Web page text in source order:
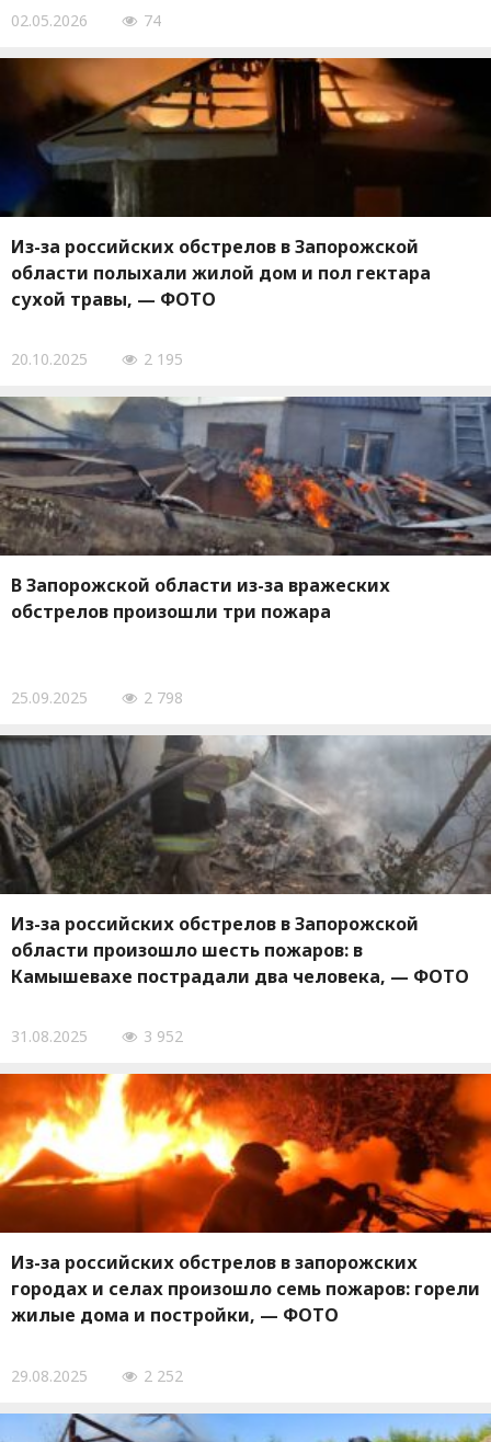
02.05.2026 74
Из-за российских обстрелов в Запорожской
области полыхали жилой дом и пол гектара
сухой травы, — ФОТО
20.10.2025 2 195
В Запорожской области из-за вражеских
обстрелов произошли три пожара
25.09.2025 2 798
Из-за российских обстрелов в Запорожской
области произошло шесть пожаров: в
Камышевахе пострадали два человека, — ФОТО
31.08.2025 3 952
Из-за российских обстрелов в запорожских
городах и селах произошло семь пожаров: горели
жилые дома и постройки, — ФОТО
29.08.2025 2 252